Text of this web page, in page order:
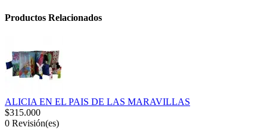
Productos Relacionados
ALICIA EN EL PAIS DE LAS MARAVILLAS
$315.000
0 Revisión(es)